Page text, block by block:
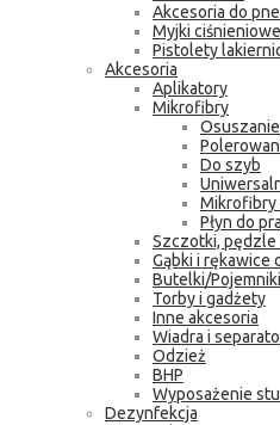
Akcesoria do
Myjki ciśnieniowe
Pistolety
Akcesoria
Aplikatory
Mikrofibry
Osuszanie
Do szyb
Mikrofibry
Płyn do
Szczotki, pędzle
Gąbki i rękawice
Butelki/
Torby i gadżety
Inne akcesoria
Wiadra i
Odzież
BHP
Wyposażenie
Dezynfekcja